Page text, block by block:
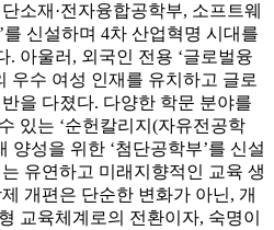
소재·전자융합공학부, 소프트웨
를 신설하며 4차 산업혁명 시대를
. 아울러, 외국인 전용 ‘글로벌융
우수 여성 인재를 유치하고 글로
을 다졌다. 다양한 학문 분야를
있는 ‘순헌칼리지(자유전공학
양성을 위한 ‘첨단공학부’를 신설
유연하고 미래지향적인 교육 생
개편은 단순한 변화가 아닌, 개
교육체계로의 전환이자, 숙명이